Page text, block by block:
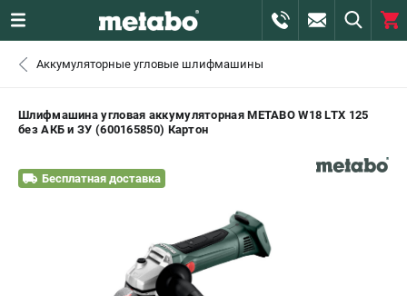
ЗАКАЗАТЬ ЗАПЧАСТЬ
0 ₽
Аккумуляторные угловые шлифмашины
Шлифмашина угловая аккумуляторная METABO W18 LTX 125
без АКБ и ЗУ (600165850) Картон
Бесплатная доставка